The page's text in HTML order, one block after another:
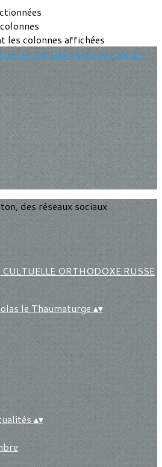
les colonnes affichées
des réseaux sociaux
le Thaumaturge▴▾
▴▾